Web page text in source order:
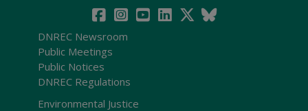
DNREC Newsroom
Public Meetings
Public Notices
DNREC Regulations
Environmental Justice